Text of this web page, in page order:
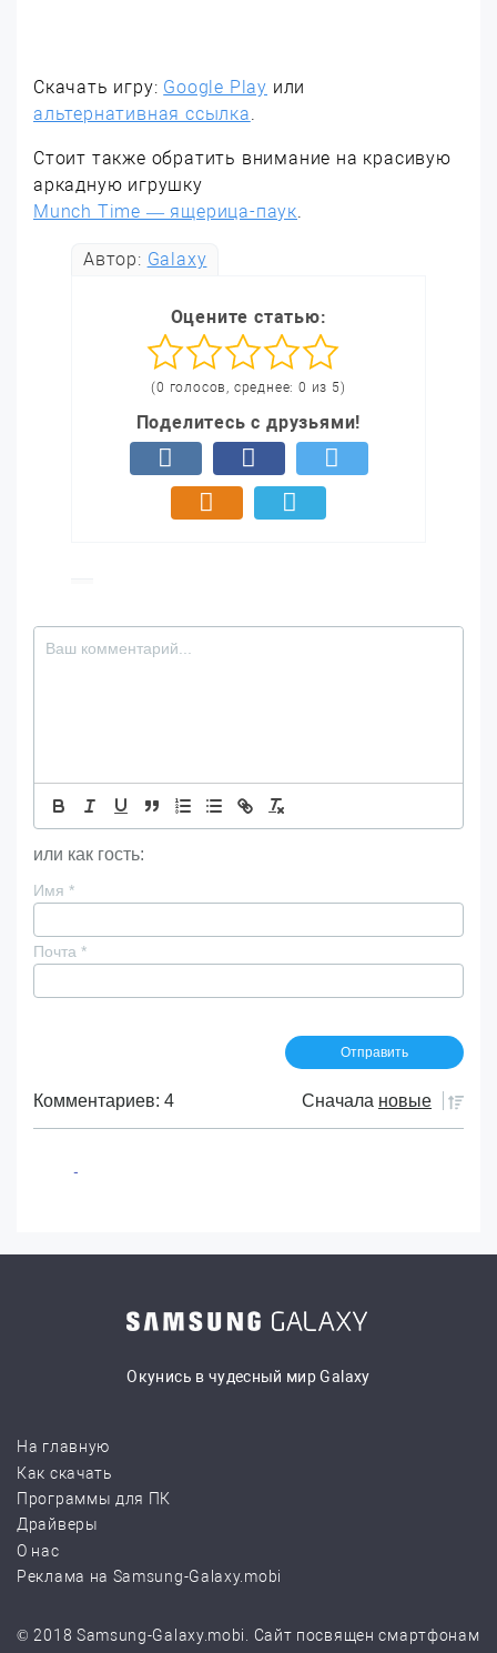
Скачать игру: Google Play или
альтернативная ссылка.
Стоит также обратить внимание на красивую
аркадную игрушку
Munch Time — ящерица-паук.
Автор: Galaxy
Оцените статью:
(0 голосов, среднее: 0 из 5)
Поделитесь с друзьями!
или как гость:
Имя *
Почта *
Комментариев: 4 Сначала новые
Окунись в чудесный мир Galaxy
На главную
Как скачать
Программы для ПК
Драйверы
О нас
Реклама на Samsung-Galaxy.mobi
© 2018 Samsung-Galaxy.mobi. Сайт посвящен смартфонам